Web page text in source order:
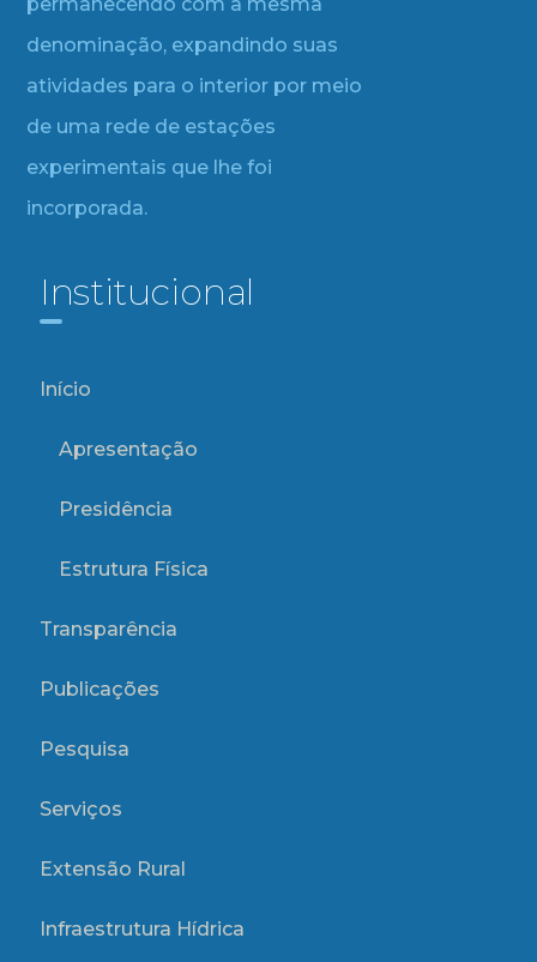
permanecendo com a mesma
denominação, expandindo suas
atividades para o interior por meio
de uma rede de estações
experimentais que lhe foi
incorporada.
Institucional
Início
Apresentação
Presidência
Estrutura Física
Transparência
Publicações
Pesquisa
Serviços
Extensão Rural
Infraestrutura Hídrica